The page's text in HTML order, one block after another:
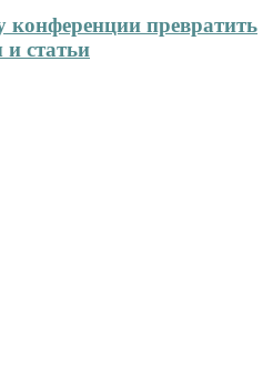
конференции превратить
статьи